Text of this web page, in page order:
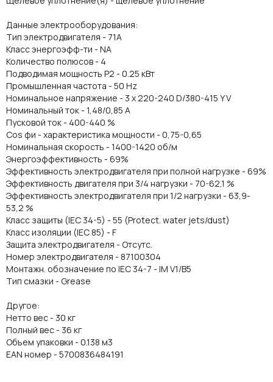
Данные электрооборудования:
Тип электродвигателя - 71A
Класс энергоэфф-ти - NA
Количество полюсов - 4
Подводимая мощность P2 - 0.25 кВт
Промышленная частота - 50 Hz
Номинальное напряжение - 3 x 220-240 D/380-415 Y V
Номинальный ток - 1,48/0,85 A
Пусковой ток - 400-440 %
Cos фи - характеристика мощности - 0,75-0,65
Номинальная скорость - 1400-1420 об/м
Энергоэффективность - 69%
Эффективность электродвигателя при полной нагрузке - 69%
Эффективность двигателя при 3/4 нагрузки - 70-62,1 %
Эффективность электродвигателя при 1/2 нагрузки - 63,9-
53,2 %
Класс защиты (IEC 34-5) - 55 (Protect. water jets/dust)
Класс изоляции (IEC 85) - F
Защита электродвигателя - Отсутс.
Номер электродвигателя - 87100304
Монтажн. обозначение по IEC 34-7 - IM V1/B5
Тип смазки - Grease
Другое:
Нетто вес - 30 кг
Полный вес - 36 кг
Объем упаковки - 0.138 м3
EAN номер - 5700836484191